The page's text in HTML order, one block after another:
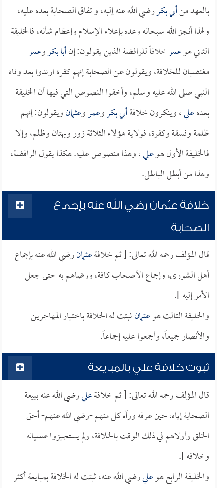
بالعهد منأبي بكررضي الله عنه إليه، واتفاق الصحابة بعده عليه،
ولهذا أنجز الله سبحانه وعده بإعلاء الإسلام وإعظام شأنه، فالخليفة
الثاني هوعمرخلافاً للرافضة الذين يقولون: إنأبا بكروعمر
مغتضبان للخلافة، ويقولون عن الصحابة إنهم كفرة ارتدوا بعد وفاة
النبي صلى الله عليه وسلم، وأخفوا النصوص التي فيها أن الخليفة
بعدهعلي، وينكرون خلافةأبي بكروعمروعثمانويقولون: إنهم
ظلمة وفسقة وكفرة، فولاية هؤلاء الثلاثة زور وبهتان وظلم، وإلا
فالخليفة الأول هوعلي، وهذا منصوص عليه. هكذا يقول الرافضة،
وهذا من أبطل الباطل.
خلافة عثمان رضي الله عنه بإجماع
الصحابة
قال المؤلف رحمه الله تعالى: [ ثم خلافةعثمانرضي الله عنه بإجماع
أهل الشورى، وإجماع الأصحاب كافة، ورضاهم به حتى جعل
الأمر إليه ].
والخليفة الثالث هوعثمانثبتت له الخلافة باختيار المهاجرين
والأنصار جميعاً، وأجمعوا عليه إجماعاً.
ثبوت خلافة علي بالمبايعة
قال المؤلف رحمه الله تعالى: [ ثم خلافةعليرضي الله عنه ببيعة
الصحابة إياه، حين عرفه ورآه كل منهم -رضي الله عنهم- أحق
الخلق وأولاهم في ذلك الوقت بالخلافة، ولم يستجيزوا عصيانه
وخلافه ].
والخليفة الرابع هوعليرضي الله عنه، ثبتت له الخلافة بمبايعة أكثر